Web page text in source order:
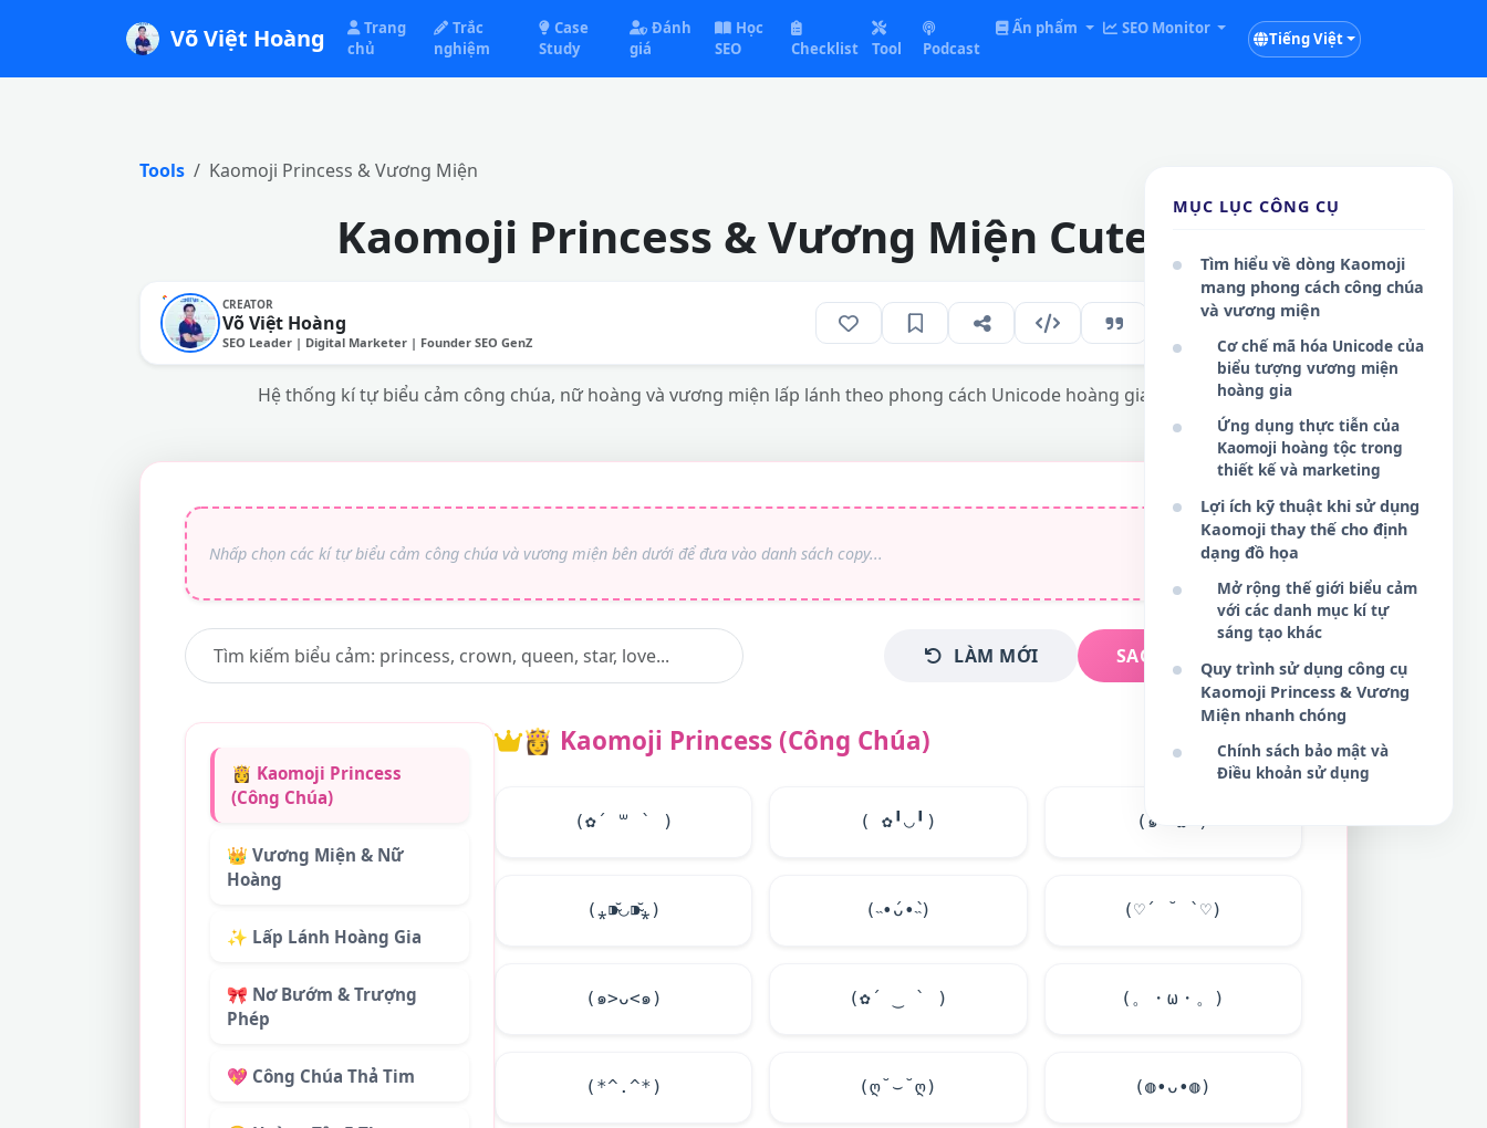
Võ Việt Hoàng
Trang
chủ
Trắc
nghiệm
Case
Study
Đánh
giá
Học
SEO
Checklist Tool Podcast
Ấn phẩm SEO Monitor
Tiếng Việt
Tools Kaomoji Princess & Vương Miện
Kaomoji Princess & Vương Miện Cute
CREATOR
Võ Việt Hoàng
SEO Leader | Digital Marketer | Founder SEO GenZ
233
Hệ thống kí tự biểu cảm công chúa, nữ hoàng và vương miện lấp lánh theo phong cách Unicode hoàng gia quý phái.
LÀM MỚI SAO CHÉP NGAY
👸 Kaomoji Princess
(Công Chúa)
👑 Vương Miện & Nữ
Hoàng
✨ Lấp Lánh Hoàng Gia
🎀 Nơ Bướm & Trượng
Phép
💖 Công Chúa Thả Tim
👸 Kaomoji Princess (Công Chúa)
(✿´ ꒳ ` ) ( ✿╹◡╹) (๑・ω-)
(⁎⁍̴̆◡⁍̴̆⁎) (˵•́ᴗ•̀˵) (♡´ ˘ `♡)
(๑>ᴗ<๑) (✿´ ‿ ` ) (。・ω・。)
(*^.^*) (ღ˘⌣˘ღ) (◍•ᴗ•◍)
MỤC LỤC CÔNG CỤ
Tìm hiểu về dòng Kaomoji
mang phong cách công chúa
và vương miện
Cơ chế mã hóa Unicode của
biểu tượng vương miện
hoàng gia
Ứng dụng thực tiễn của
Kaomoji hoàng tộc trong
thiết kế và marketing
Lợi ích kỹ thuật khi sử dụng
Kaomoji thay thế cho định
dạng đồ họa
Mở rộng thế giới biểu cảm
với các danh mục kí tự
sáng tạo khác
Quy trình sử dụng công cụ
Kaomoji Princess & Vương
Miện nhanh chóng
Chính sách bảo mật và
Điều khoản sử dụng